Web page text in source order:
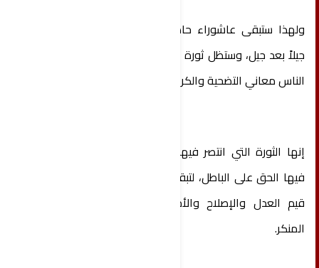
ولهذا ستبقى عاشوراء حاضرة في الوجدان الإنساني
جيلاً بعد جيل، وستظل ثورة الإمام الحسين مدرسةً تعلم
الناس معاني التضحية والكرامة والثبات على المبدأ.
إنها الثورة التي انتصر فيها الدم على السيف، وانتصر
فيها الحق على الباطل، لتبقى منارةً تهدي الأجيال إلى
قيم العدل والإصلاح والأمر بالمعروف والنهي عن
المنكر.